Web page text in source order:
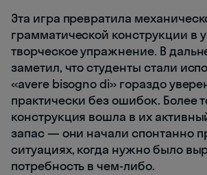
Эта игра превратила
грамматической конструкции в
творческое упражнение. В
заметил, что студенты стали
«avere bisogno di» гораздо
практически без ошибок. Более
конструкция вошла в их
запас — они начали спонтанно
ситуациях, когда нужно было
потребность в чем-либо.